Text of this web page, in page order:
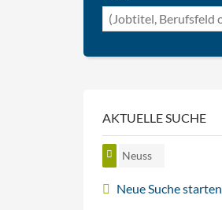
AKTUELLE SUCHE
Neuss
Neue Suche starten